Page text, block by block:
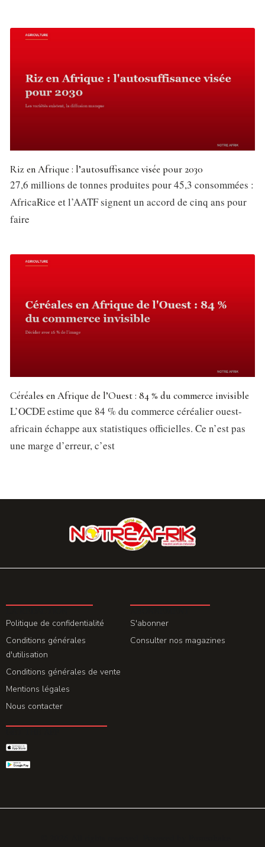
Riz en Afrique : l’autosuffisance visée pour 2030
27,6 millions de tonnes produites pour 45,3 consommées :
AfricaRice et l’AATF signent un accord de cinq ans pour
faire
Céréales en Afrique de l’Ouest : 84 % du commerce invisible
L’OCDE estime que 84 % du commerce céréalier ouest-
africain échappe aux statistiques officielles. Ce n’est pas
une marge d’erreur, c’est
Politique de confidentialité
Conditions générales
d'utilisation
Conditions générales de vente
Mentions légales
Nous contacter
S'abonner
Consulter nos magazines